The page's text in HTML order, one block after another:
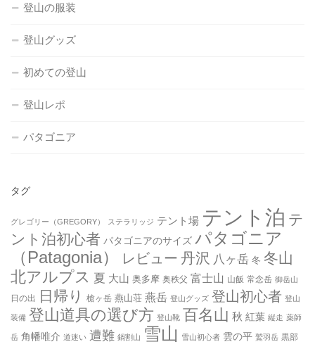
登山の服装
登山グッズ
初めての登山
登山レポ
パタゴニア
タグ
グレゴリー（GREGORY） ステラリッジ テント場 テント泊 テ
ント泊初心者 パタゴニアのサイズ パタゴニア
（Patagonia）
レビュー 丹沢 八ヶ岳 冬 冬山
北アルプス 夏 大山 奥多摩 奥秩父 富士山 山飯 常念岳 御岳山
日の出 日帰り 槍ヶ岳 燕山荘 燕岳 登山グッズ 登山初心者 登山
装備 登山道具の選び方 登山靴 百名山 秋 紅葉 縦走 薬師
岳 角幡唯介 道迷い 遭難 鍋割山 雪山 雪山初心者 雲の平 鷲羽岳 黒部